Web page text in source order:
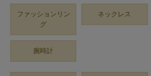
ファッションリン
グ
ネックレス
腕時計